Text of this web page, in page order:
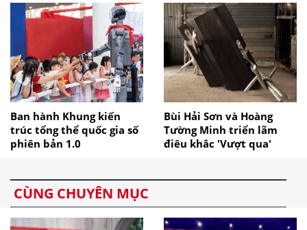
Ban hành Khung kiến
trúc tổng thể quốc gia số
phiên bản 1.0
Bùi Hải Sơn và Hoàng
Tường Minh triển lãm
điêu khắc 'Vượt qua'
CÙNG CHUYÊN MỤC